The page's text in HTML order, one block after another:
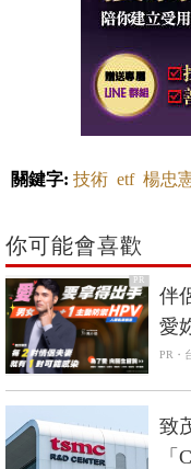
關鍵字: 技術 etf 楊忠
你可能會喜歡
PR
伴
愛
PR・
致